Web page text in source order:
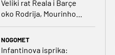
Veliki rat Reala i Barçe
oko Rodrija, Mourinho
nagovorio Viniciusa na
NOGOMET
Infantinova isprika: